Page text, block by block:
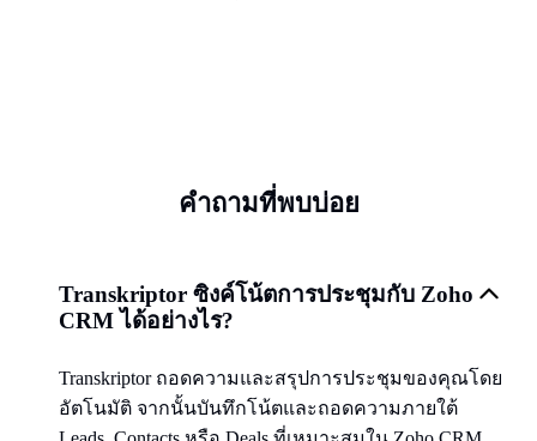
คำถามที่พบบ่อย
Transkriptor ซิงค์โน้ตการประชุมกับ Zoho
CRM ได้อย่างไร?
Transkriptor ถอดความและสรุปการประชุมของคุณโดย
อัตโนมัติ จากนั้นบันทึกโน้ตและถอดความภายใต้